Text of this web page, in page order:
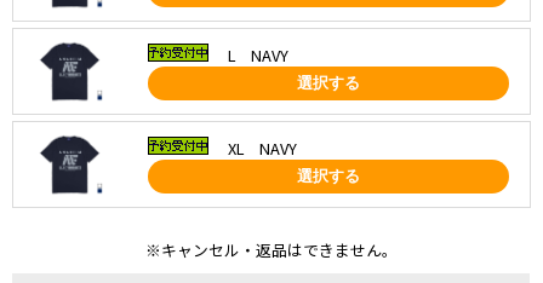
L NAVY
選択する
XL NAVY
選択する
※キャンセル・返品はできません。